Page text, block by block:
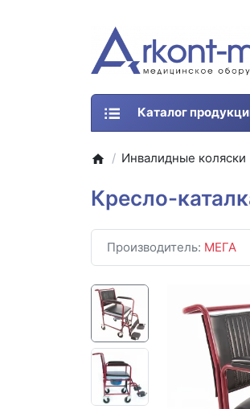
Каталог
Инвалидные коляски
Кресло-
Производитель: МЕГА